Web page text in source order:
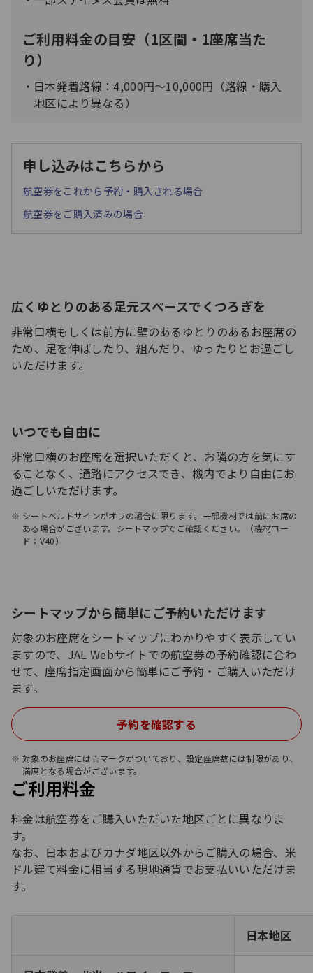
ご利用料金の目安（1区間・1座席当た
り）
日本発着路線：4,000円～10,000円（路線・購入
地区により異なる）
申し込みはこちらから
航空券をこれから予約・購入される場合
航空券をご購入済みの場合
広くゆとりのある足元スペースでくつろぎを
非常口横もしくは前方に壁のあるゆとりのあるお座席の
ため、足を伸ばしたり、組んだり、ゆったりとお過ごし
いただけます。
いつでも自由に
非常口横のお座席を選択いただくと、お隣の方を気にす
ることなく、通路にアクセスでき、機内でより自由にお
過ごしいただけます。
シートベルトサインがオフの場合に限ります。一部機材では前にお席の
ある場合がございます。シートマップでご確認ください。（機材コー
ド：V40）
シートマップから簡単にご予約いただけます
対象のお座席をシートマップにわかりやすく表示してい
ますので、JAL Webサイトでの航空券の予約確認に合わ
せて、座席指定画面から簡単にご予約・ご購入いただけ
ます。
予約を確認する
対象のお座席には☆マークがついており、設定座席数には制限があり、
満席となる場合がございます。
ご利用料金
料金は航空券をご購入いただいた地区ごとに異なりま
す。
なお、日本およびカナダ地区以外からご購入の場合、米
ドル建て料金に相当する現地通貨でお支払いいただけま
す。
日本地区